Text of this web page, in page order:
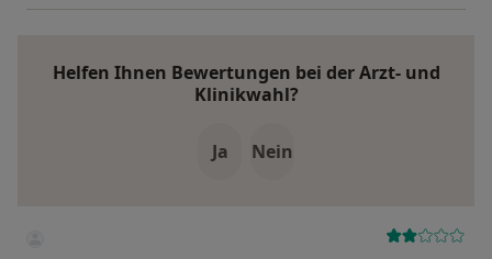
Helfen Ihnen Bewertungen bei der Arzt- und
Klinikwahl?
Ja Nein